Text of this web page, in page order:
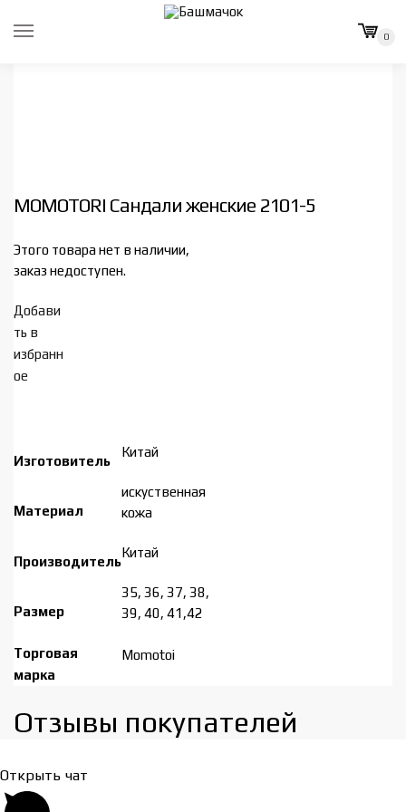
0
MOMOTORI Сандали женские 2101-5
Этого товара нет в наличии,
заказ недоступен.
Добави
ть в
избранн
ое
Изготовитель
Китай
Материал
искуственная
кожа
Производитель
Китай
Размер
35, 36, 37, 38,
39, 40, 41,42
Торговая
марка
Momotoi
Отзывы покупателей​
Открыть чат